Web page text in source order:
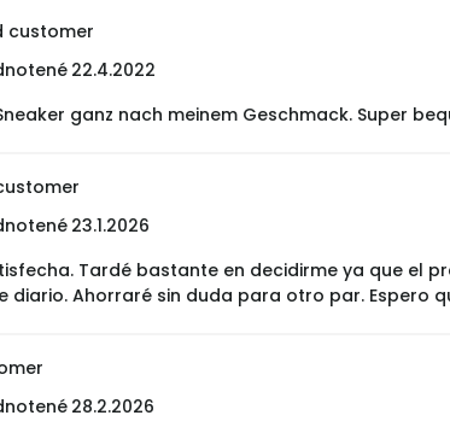
customer
22.4.2022
ganz nach meinem Geschmack. Super
23.1.2026
Tardé bastante en decidirme ya que el
diario. Ahorraré sin duda para otro par. Espero
28.2.2026